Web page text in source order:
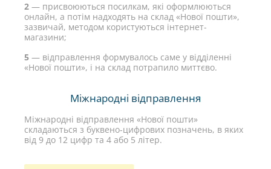
2 — присвоюються посилкам, які оформлюються
онлайн, а потім надходять на склад «Нової пошти»,
зазвичай, методом користуються інтернет-
магазини;
5 — відправлення формувалось саме у відділенні
«Нової пошти», і на склад потрапило миттєво.
Міжнародні відправлення
Міжнародні відправлення «Нової пошти»
складаються з буквено-цифрових позначень, в яких
від 9 до 12 цифр та 4 або 5 літер.